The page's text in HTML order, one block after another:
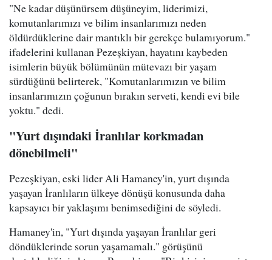
"Ne kadar düşünürsem düşüneyim, liderimizi,
komutanlarımızı ve bilim insanlarımızı neden
öldürdüklerine dair mantıklı bir gerekçe bulamıyorum."
ifadelerini kullanan Pezeşkiyan, hayatını kaybeden
isimlerin büyük bölümünün mütevazı bir yaşam
sürdüğünü belirterek, "Komutanlarımızın ve bilim
insanlarımızın çoğunun bırakın serveti, kendi evi bile
yoktu." dedi.
"Yurt dışındaki İranlılar korkmadan
dönebilmeli"
Pezeşkiyan, eski lider Ali Hamaney'in, yurt dışında
yaşayan İranlıların ülkeye dönüşü konusunda daha
kapsayıcı bir yaklaşımı benimsediğini de söyledi.
Hamaney'in, "Yurt dışında yaşayan İranlılar geri
döndüklerinde sorun yaşamamalı." görüşünü